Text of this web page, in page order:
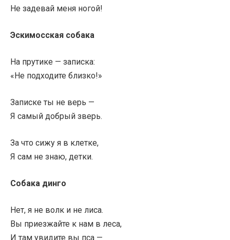
Не задевай меня ногой!
Эскимосская собака
На прутике — записка:
«Не подходите близко!»
Записке ты не верь —
Я самый добрый зверь.
За что сижу я в клетке,
Я сам не знаю, детки.
Собака динго
Нет, я не волк и не лиса.
Вы приезжайте к нам в леса,
И там увидите вы пса —